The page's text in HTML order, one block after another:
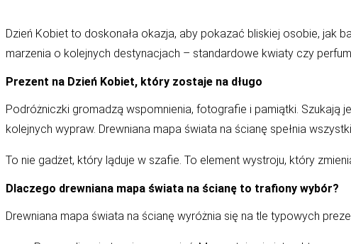
Dzień Kobiet to doskonała okazja, aby pokazać bliskiej osobie, jak
marzenia o kolejnych destynacjach – standardowe kwiaty czy
Prezent na Dzień Kobiet, który zostaje na długo
Podróżniczki gromadzą wspomnienia, fotografie i pamiątki. Szukają
kolejnych wypraw. Drewniana mapa świata na ścianę spełnia
To nie gadżet, który ląduje w szafie. To element wystroju, który
Dlaczego drewniana mapa świata na ścianę to trafiony wybór?
Drewniana mapa świata na ścianę wyróżnia się na tle typowych